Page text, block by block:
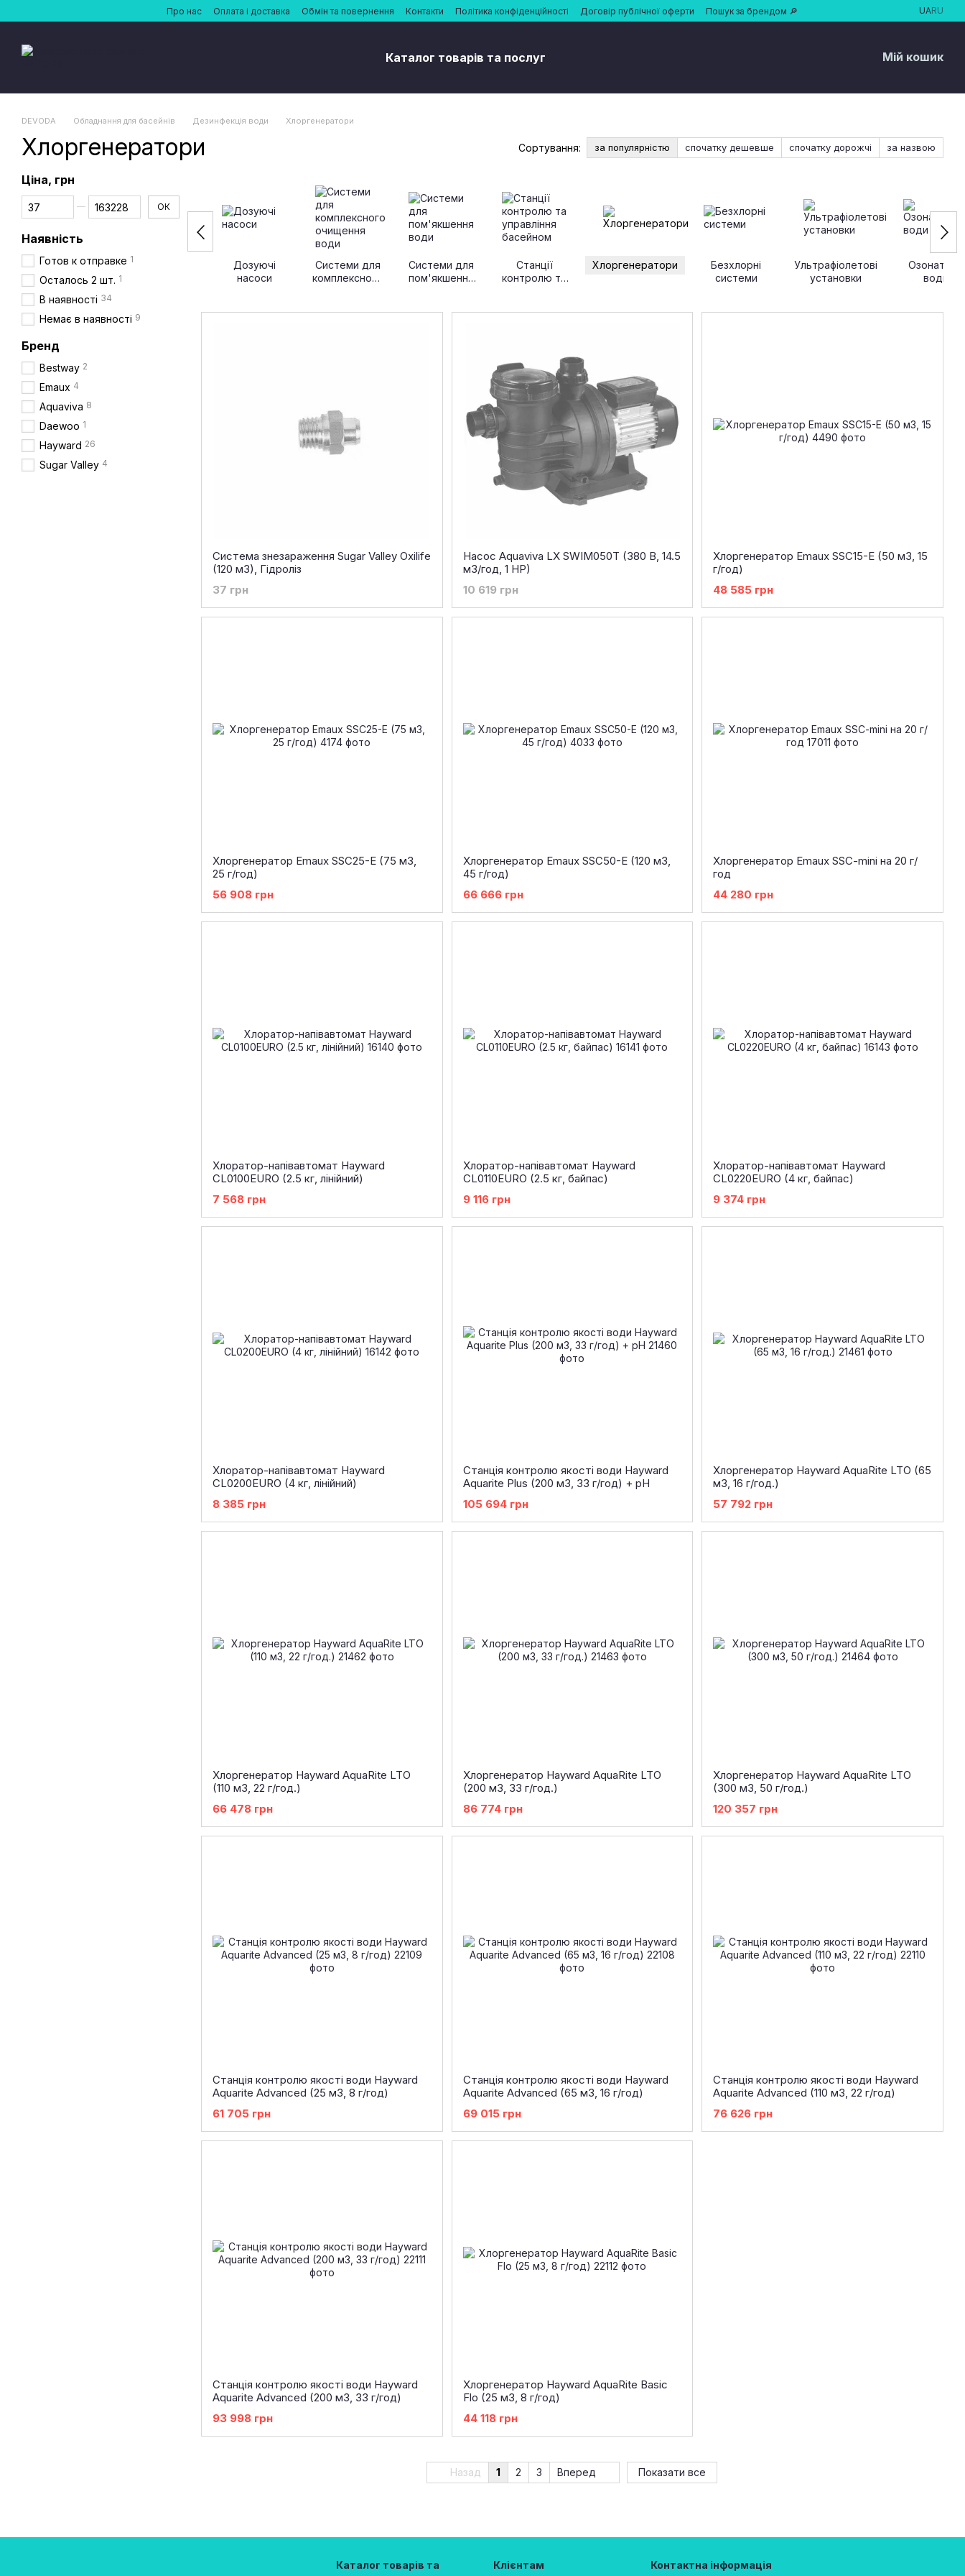
Перейти до основного контентуПро нас Оплата і доставка Обмін та повернення Контакти Політика конфіденційності Договір публічної оферти Пошук за брендом 🔎 UARU
Каталог товарів та послуг Мій кошик
DEVODA Обладнання для басейнів Дезинфекція води Хлоргенератори
Хлоргенератори Сортування: за популярністю спочатку дешевше спочатку дорожчі за назвою
Дозуючі
насоси
Системи для
комплексного
Системи для
пом'якшення
Станції
контролю та
Хлоргенератори
Безхлорні
системи
Ультрафіолетові
установки
Озонатори
води
Система знезараження Sugar Valley Oxilife
(120 м3), Гідроліз
37 грн
Насос Aquaviva LX SWIM050T (380 В, 14.5
м3/год, 1 HP)
10 619 грн
Хлоргенератор Emaux SSC15-E (50 м3, 15
г/год)
48 585 грн
Хлоргенератор Emaux SSC25-E (75 м3,
25 г/год)
56 908 грн
Хлоргенератор Emaux SSC50-E (120 м3,
45 г/год)
66 666 грн
Хлоргенератор Emaux SSC-mini на 20 г/
год
44 280 грн
Хлоратор-напівавтомат Hayward
CL0100EURO (2.5 кг, лінійний)
7 568 грн
Хлоратор-напівавтомат Hayward
CL0110EURO (2.5 кг, байпас)
9 116 грн
Хлоратор-напівавтомат Hayward
CL0220EURO (4 кг, байпас)
9 374 грн
Хлоратор-напівавтомат Hayward
CL0200EURO (4 кг, лінійний)
8 385 грн
Станція контролю якості води Hayward
Aquarite Plus (200 м3, 33 г/год) + pH
105 694 грн
Хлоргенератор Hayward AquaRite LTO (65
м3, 16 г/год.)
57 792 грн
Хлоргенератор Hayward AquaRite LTO
(110 м3, 22 г/год.)
66 478 грн
Хлоргенератор Hayward AquaRite LTO
(200 м3, 33 г/год.)
86 774 грн
Хлоргенератор Hayward AquaRite LTO
(300 м3, 50 г/год.)
120 357 грн
Станція контролю якості води Hayward
Aquarite Advanced (25 м3, 8 г/год)
61 705 грн
Станція контролю якості води Hayward
Aquarite Advanced (65 м3, 16 г/год)
69 015 грн
Станція контролю якості води Hayward
Aquarite Advanced (110 м3, 22 г/год)
76 626 грн
Станція контролю якості води Hayward
Aquarite Advanced (200 м3, 33 г/год)
93 998 грн
Хлоргенератор Hayward AquaRite Basic
Flo (25 м3, 8 г/год)
44 118 грн
Назад 1 2 3 Вперед Показати все
Ціна, грн
Від Ціна, грн
До Ціна, грн ОК
Наявність
Готов к отправке 1
Осталось 2 шт. 1
В наявності 34
Немає в наявності 9
Бренд
Bestway 2
Emaux 4
Aquaviva 8
Daewoo 1
Hayward 26
Sugar Valley 4
Каталог товарів та
Клієнтам Контактна інформація